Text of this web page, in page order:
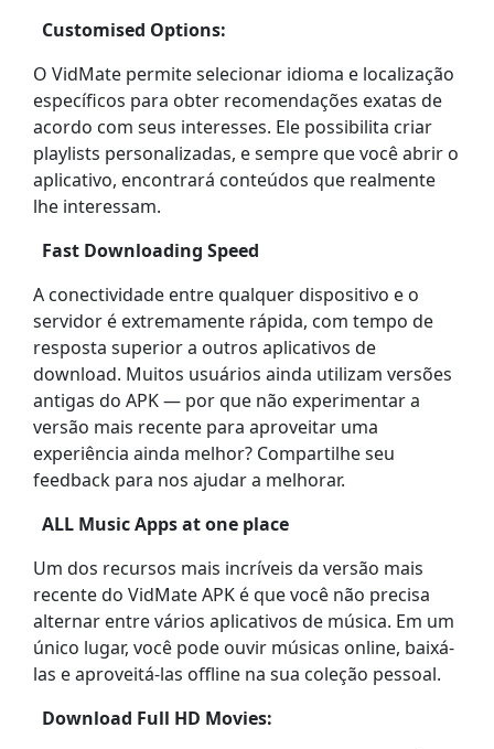
Customised Options:
O VidMate permite selecionar idioma e localização
específicos para obter recomendações exatas de
acordo com seus interesses. Ele possibilita criar
playlists personalizadas, e sempre que você abrir o
aplicativo, encontrará conteúdos que realmente
lhe interessam.
Fast Downloading Speed
A conectividade entre qualquer dispositivo e o
servidor é extremamente rápida, com tempo de
resposta superior a outros aplicativos de
download. Muitos usuários ainda utilizam versões
antigas do APK — por que não experimentar a
versão mais recente para aproveitar uma
experiência ainda melhor? Compartilhe seu
feedback para nos ajudar a melhorar.
ALL Music Apps at one place
Um dos recursos mais incríveis da versão mais
recente do VidMate APK é que você não precisa
alternar entre vários aplicativos de música. Em um
único lugar, você pode ouvir músicas online, baixá-
las e aproveitá-las offline na sua coleção pessoal.
Download Full HD Movies: